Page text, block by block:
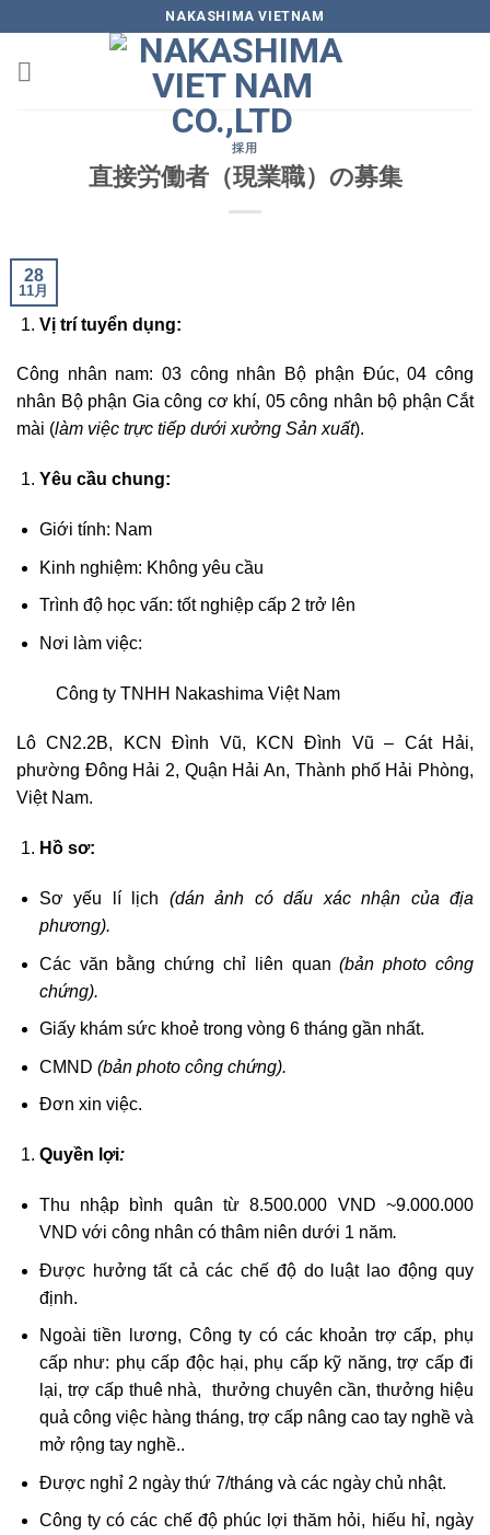
to
content
NAKASHIMA VIETNAM
採用
直接労働者（現業職）の募集
28
11月
Vị trí tuyển dụng:
Công nhân nam: 03 công nhân Bộ phận Đúc, 04 công
nhân Bộ phận Gia công cơ khí, 05 công nhân bộ phận Cắt
mài (làm việc trực tiếp dưới xưởng Sản xuất).
Yêu cầu chung:
Giới tính: Nam
Kinh nghiệm: Không yêu cầu
Trình độ học vấn: tốt nghiệp cấp 2 trở lên
Nơi làm việc:
Công ty TNHH Nakashima Việt Nam
Lô CN2.2B, KCN Đình Vũ, KCN Đình Vũ – Cát Hải,
phường Đông Hải 2, Quận Hải An, Thành phố Hải Phòng,
Việt Nam.
Hồ sơ:
Sơ yếu lí lịch (dán ảnh có dấu xác nhận của địa
phương).
Các văn bằng chứng chỉ liên quan(bản photo công
chứng).
Giấy khám sức khoẻ trong vòng 6 tháng gần nhất.
CMND (bản photo công chứng).
Đơn xin việc.
Quyền lợi:
Thu nhập bình quân từ 8.500.000 VND ~9.000.000
VND với công nhân có thâm niên dưới 1 năm.
Được hưởng tất cả các chế độ do luật lao động quy
định.
Ngoài tiền lương, Công ty có các khoản trợ cấp, phụ
cấp như: phụ cấp độc hại, phụ cấp kỹ năng, trợ cấp đi
lại, trợ cấp thuê nhà, thưởng chuyên cần, thưởng hiệu
quả công việc hàng tháng, trợ cấp nâng cao tay nghề và
mở rộng tay nghề..
Được nghỉ 2 ngày thứ 7/tháng và các ngày chủ nhật.
Công ty có các chế độ phúc lợi thăm hỏi, hiếu hỉ, ngày